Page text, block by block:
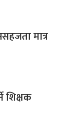
मात्र
शिक्षक